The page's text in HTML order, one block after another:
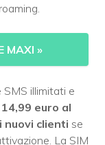
MAXI »
SMS illimitati e
14,99 euro al
nuovi clienti se
La SIM